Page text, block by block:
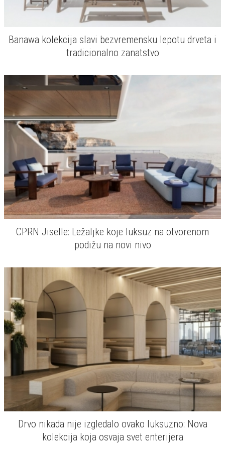
Banawa kolekcija slavi bezvremensku lepotu drveta i
tradicionalno zanatstvo
CPRN Jiselle: Ležaljke koje luksuz na otvorenom
podižu na novi nivo
Drvo nikada nije izgledalo ovako luksuzno: Nova
kolekcija koja osvaja svet enterijera